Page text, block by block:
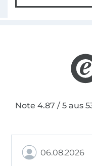
Note 4.87 / 5 aus
06.08.2026